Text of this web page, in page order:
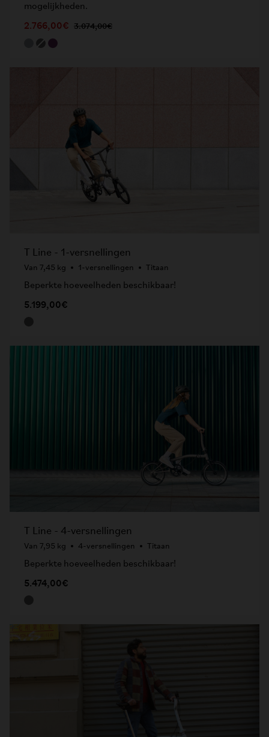
mogelijkheden.
2.766,00€ 3.074,00€
T Line - 1-versnellingen
Van 7,45 kg 1-versnellingen Titaan
Beperkte hoeveelheden beschikbaar!
5.199,00€
T Line - 4-versnellingen
Van 7,95 kg 4-versnellingen Titaan
Beperkte hoeveelheden beschikbaar!
5.474,00€